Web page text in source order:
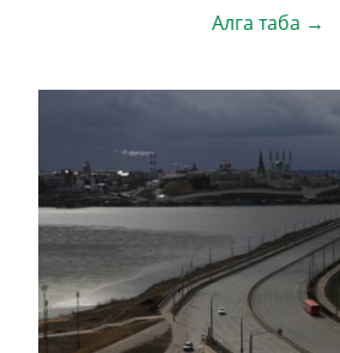
Алга таба →